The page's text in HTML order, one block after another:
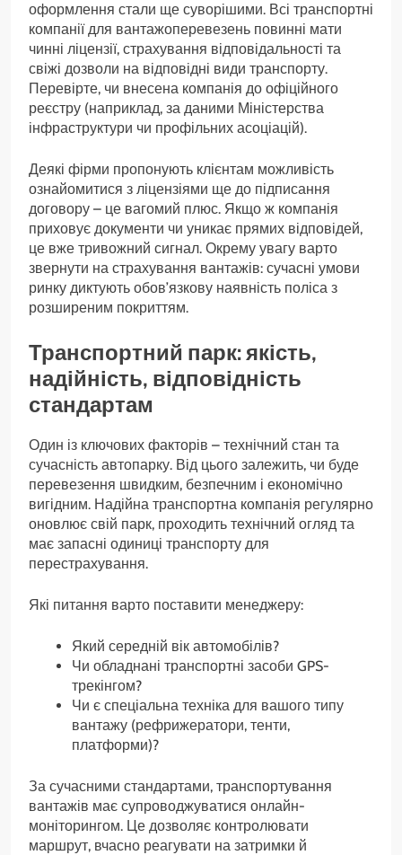
оформлення стали ще суворішими. Всі транспортні
компанії для вантажоперевезень повинні мати
чинні ліцензії, страхування відповідальності та
свіжі дозволи на відповідні види транспорту.
Перевірте, чи внесена компанія до офіційного
реєстру (наприклад, за даними Міністерства
інфраструктури чи профільних асоціацій).
Деякі фірми пропонують клієнтам можливість
ознайомитися з ліцензіями ще до підписання
договору – це вагомий плюс. Якщо ж компанія
приховує документи чи уникає прямих відповідей,
це вже тривожний сигнал. Окрему увагу варто
звернути на страхування вантажів: сучасні умови
ринку диктують обов’язкову наявність поліса з
розширеним покриттям.
Транспортний парк: якість,
надійність, відповідність
стандартам
Один із ключових факторів – технічний стан та
сучасність автопарку. Від цього залежить, чи буде
перевезення швидким, безпечним і економічно
вигідним. Надійна транспортна компанія регулярно
оновлює свій парк, проходить технічний огляд та
має запасні одиниці транспорту для
перестрахування.
Які питання варто поставити менеджеру:
Який середній вік автомобілів?
Чи обладнані транспортні засоби GPS-
трекінгом?
Чи є спеціальна техніка для вашого типу
вантажу (рефрижератори, тенти,
платформи)?
За сучасними стандартами, транспортування
вантажів має супроводжуватися онлайн-
моніторингом. Це дозволяє контролювати
маршрут, вчасно реагувати на затримки й